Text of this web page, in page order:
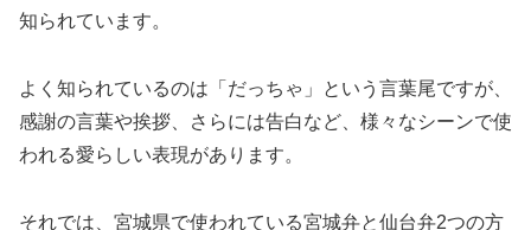
知られています。
よく知られているのは「だっちゃ」という言葉尾ですが、
感謝の言葉や挨拶、さらには告白など、様々なシーンで使
われる愛らしい表現があります。
それでは、宮城県で使われている宮城弁と仙台弁2つの方